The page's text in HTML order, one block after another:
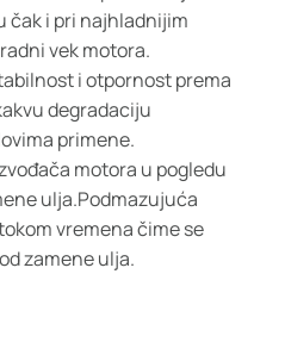
čak i pri najhladnijim
vek motora.
i otpornost prema
degradaciju
primene.
motora u pogledu
ulja.Podmazujuća
vremena čime se
zamene ulja.